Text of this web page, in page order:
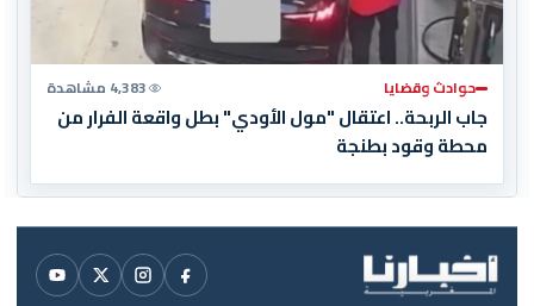
حوادث وقضايا 4,383 مشاهدة
جاب الربحة.. اعتقال "مول الأودي" بطل واقعة الفرار من
محطة وقود بطنجة